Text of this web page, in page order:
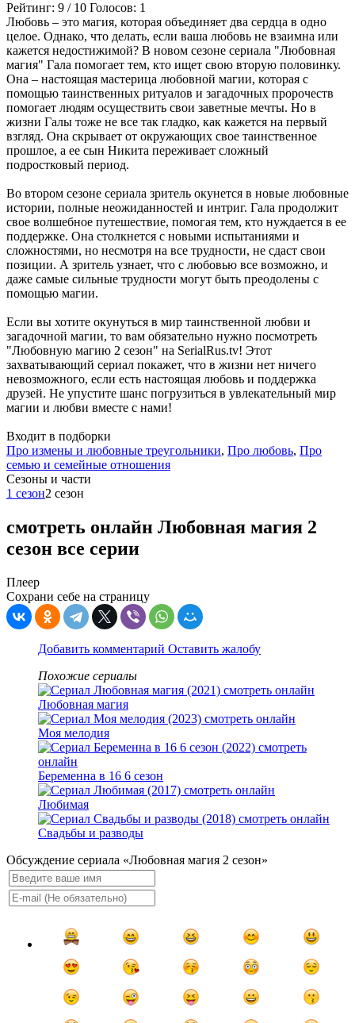
Рейтинг: 9 / 10 Голосов: 1
Любовь – это магия, которая объединяет два сердца в одно
целое. Однако, что делать, если ваша любовь не взаимна или
кажется недостижимой? В новом сезоне сериала "Любовная
магия" Гала помогает тем, кто ищет свою вторую половинку.
Она – настоящая мастерица любовной магии, которая с
помощью таинственных ритуалов и загадочных пророчеств
помогает людям осуществить свои заветные мечты. Но в
жизни Галы тоже не все так гладко, как кажется на первый
взгляд. Она скрывает от окружающих свое таинственное
прошлое, а ее сын Никита переживает сложный
подростковый период.
Во втором сезоне сериала зритель окунется в новые любовные
истории, полные неожиданностей и интриг. Гала продолжит
свое волшебное путешествие, помогая тем, кто нуждается в ее
поддержке. Она столкнется с новыми испытаниями и
сложностями, но несмотря на все трудности, не сдаст свои
позиции. А зритель узнает, что с любовью все возможно, и
даже самые сильные трудности могут быть преодолены с
помощью магии.
Если вы хотите окунуться в мир таинственной любви и
загадочной магии, то вам обязательно нужно посмотреть
"Любовную магию 2 сезон" на SerialRus.tv! Этот
захватывающий сериал покажет, что в жизни нет ничего
невозможного, если есть настоящая любовь и поддержка
друзей. Не упустите шанс погрузиться в увлекательный мир
магии и любви вместе с нами!
Входит в подборки
Про измены и любовные треугольники, Про любовь, Про
семью и семейные отношения
Cезоны и части
1 сезон2 сезон
смотреть онлайн Любовная магия 2
сезон все серии
Плеер
Сохрани себе на страницу
Добавить комментарий Оставить жалобу
Похожие сериалы
Любовная магия
Моя мелодия
Беременна в 16 6 сезон
Любимая
Свадьбы и разводы
Обсуждение сериала «Любовная магия 2 сезон»